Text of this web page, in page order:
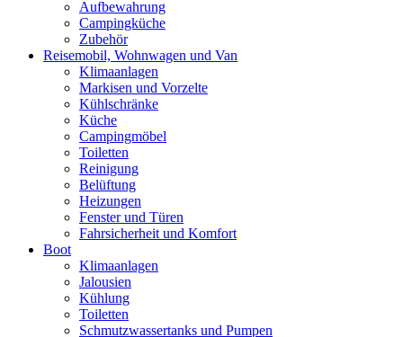
Aufbewahrung
Campingküche
Zubehör
Reisemobil, Wohnwagen und Van
Klimaanlagen
Markisen und Vorzelte
Kühlschränke
Küche
Campingmöbel
Toiletten
Reinigung
Belüftung
Heizungen
Fenster und Türen
Fahrsicherheit und Komfort
Boot
Klimaanlagen
Jalousien
Kühlung
Toiletten
Schmutzwassertanks und Pumpen